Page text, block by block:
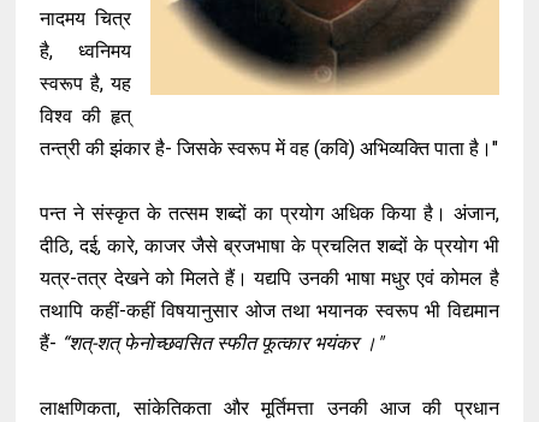
नादमय चित्र
है, ध्वनिमय
स्वरूप है, यह
विश्व की हृत्
तन्त्री की झंकार है- जिसके स्वरूप में वह (कवि) अभिव्यक्ति पाता है।"
पन्त ने संस्कृत के तत्सम शब्दों का प्रयोग अधिक किया है। अंजान,
दीठि, दई, कारे, काजर जैसे ब्रजभाषा के प्रचलित शब्दों के प्रयोग भी
यत्र-तत्र देखने को मिलते हैं। यद्यपि उनकी भाषा मधुर एवं कोमल है
तथापि कहीं-कहीं विषयानुसार ओज तथा भयानक स्वरूप भी विद्यमान
हैं- “शत्-शत् फेनोच्छवसित स्फीत फूत्कार भयंकर ।"
लाक्षणिकता, सांकेतिकता और मूर्तिमत्ता उनकी आज की प्रधान